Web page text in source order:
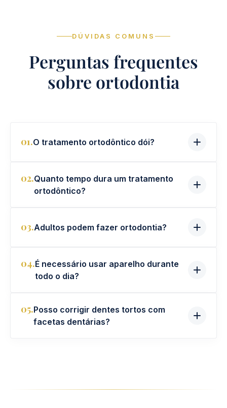
DÚVIDAS COMUNS
Perguntas frequentes
sobre ortodontia
01.O tratamento ortodôntico dói?
02.Quanto tempo dura um tratamento
ortodôntico?
03.Adultos podem fazer ortodontia?
04.É necessário usar aparelho durante
todo o dia?
05.Posso corrigir dentes tortos com
facetas dentárias?